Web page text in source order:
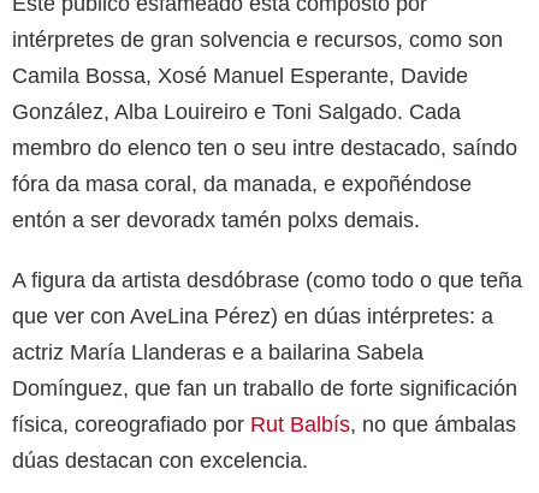
intérpretes de gran solvencia e recursos, como son
Camila Bossa, Xosé Manuel Esperante, Davide
González, Alba Louireiro e Toni Salgado. Cada
membro do elenco ten o seu intre destacado, saíndo
fóra da masa coral, da manada, e expoñéndose
entón a ser devoradx tamén polxs demais.
A figura da artista desdóbrase (como todo o que teña
que ver con AveLina Pérez) en dúas intérpretes: a
actriz María Llanderas e a bailarina Sabela
Domínguez, que fan un traballo de forte significación
física, coreografiado por Rut Balbís, no que ámbalas
dúas destacan con excelencia.